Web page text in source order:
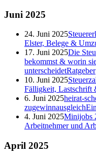
Juni 2025
24. Juni 2025
Elster, Belege &
17. Juni 2025Die
bekommst & worin
unterscheidetRatgeber
10. Juni 2025
Fälligkeit, Lastschrift
6. Juni 2025heirat-
zugewinnausgleich
4. Juni 2025Minijobs
Arbeitnehmer und
April 2025